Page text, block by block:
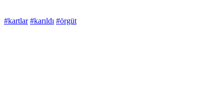
#kartlar #karıldı #örgüt